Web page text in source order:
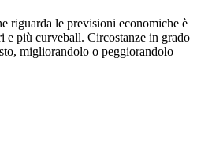
riguarda le previsioni economiche è
e più curveball. Circostanze in grado
migliorandolo o peggiorandolo